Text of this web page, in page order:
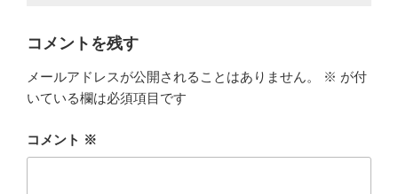
コメントを残す
メールアドレスが公開されることはありません。 ※ が付
いている欄は必須項目です
コメント ※